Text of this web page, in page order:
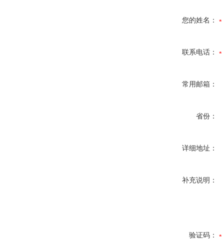
您的姓名：
联系电话：
常用邮箱：
省份：
详细地址：
补充说明：
验证码：